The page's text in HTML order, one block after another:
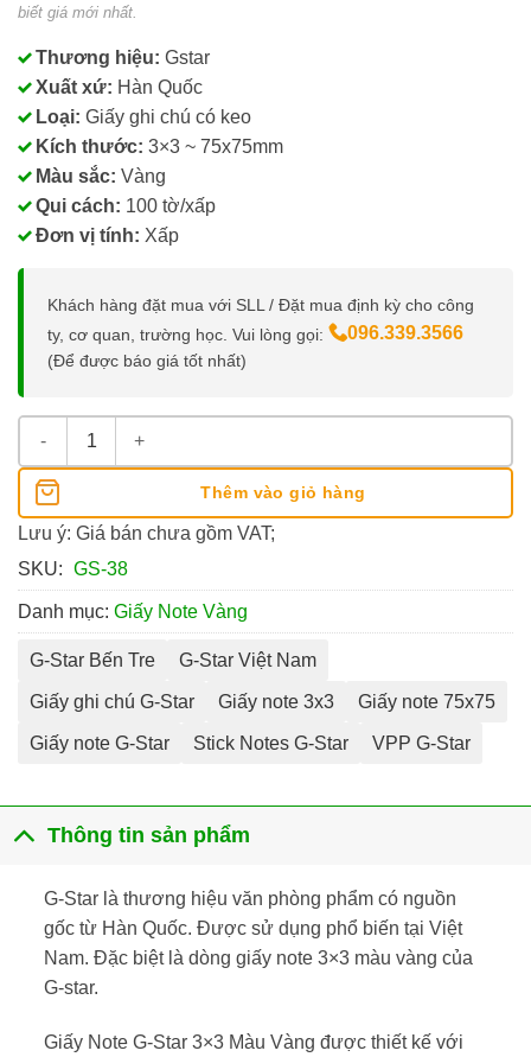
biết giá mới nhất.
Thương hiệu: Gstar
Xuất xứ: Hàn Quốc
Loại: Giấy ghi chú có keo
Kích thước: 3×3 ~ 75x75mm
Màu sắc: Vàng
Qui cách: 100 tờ/xấp
Đơn vị tính: Xấp
Khách hàng đặt mua với SLL / Đặt mua định kỳ cho công
ty, cơ quan, trường học. Vui lòng gọi:
096.339.3566
(Để được báo giá tốt nhất)
Giấy Note G-Star 3x3 Màu Vàng số lượng
Thêm vào giỏ hàng
Lưu ý: Giá bán chưa gồm VAT;
SKU: GS-38
Danh mục: Giấy Note Vàng
G-Star Bến Tre G-Star Việt Nam
Giấy ghi chú G-Star Giấy note 3x3 Giấy note 75x75
Giấy note G-Star Stick Notes G-Star VPP G-Star
Thông tin sản phẩm
G-Star là thương hiệu văn phòng phẩm có nguồn
gốc từ Hàn Quốc. Được sử dụng phổ biến tại Việt
Nam. Đặc biệt là dòng giấy note 3×3 màu vàng của
G-star.
Giấy Note G-Star 3×3 Màu Vàng được thiết kế với